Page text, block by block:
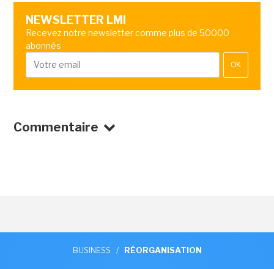
NEWSLETTER LMI
Recevez notre newsletter comme plus de 50000
abonnés
OK
Commentaire
BUSINESS / RÉORGANISATION